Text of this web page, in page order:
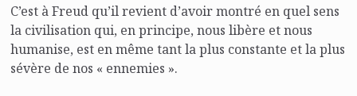
C’est à Freud qu’il revient d’avoir montré en quel sens
la civilisation qui, en principe, nous libère et nous
humanise, est en même tant la plus constante et la plus
sévère de nos « ennemies ».